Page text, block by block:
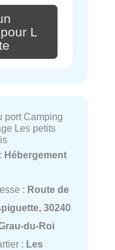
L
port Camping
Les petits
Hébergement
: Route de
30240
du-Roi
: Les